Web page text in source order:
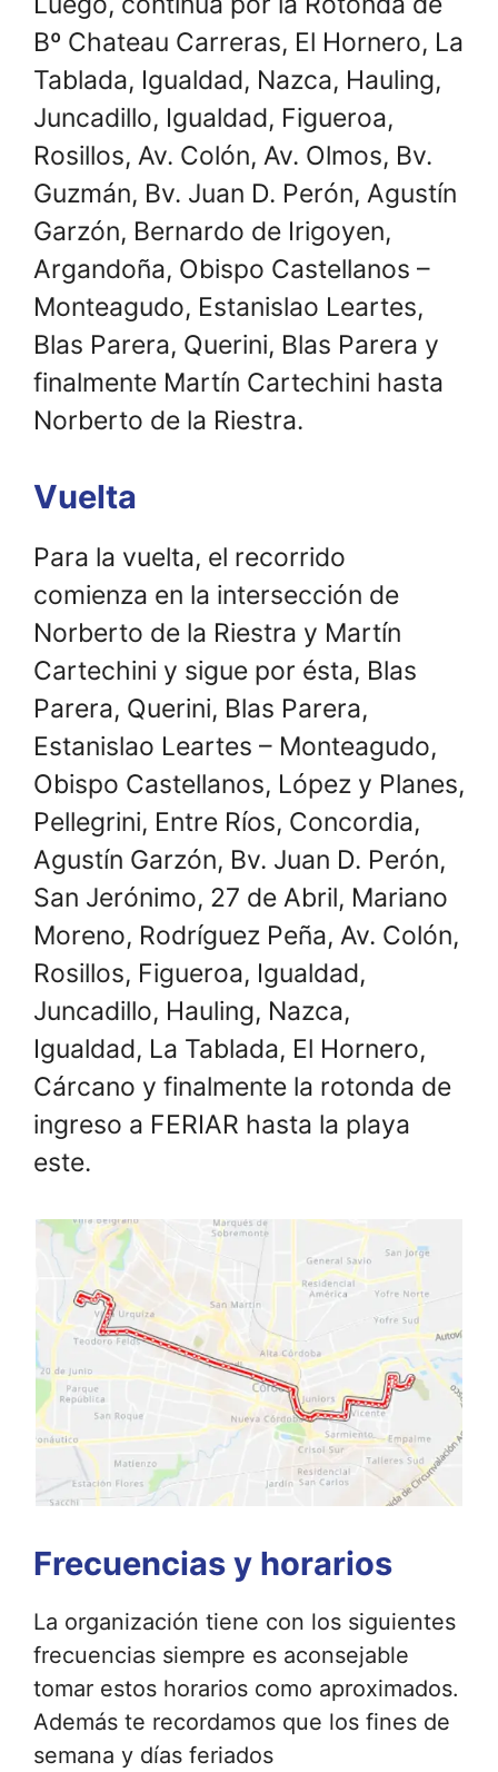
Bº Chateau Carreras, El Hornero, La
Tablada, Igualdad, Nazca, Hauling,
Juncadillo, Igualdad, Figueroa,
Rosillos, Av. Colón, Av. Olmos, Bv.
Guzmán, Bv. Juan D. Perón, Agustín
Garzón, Bernardo de Irigoyen,
Argandoña, Obispo Castellanos –
Monteagudo, Estanislao Leartes,
Blas Parera, Querini, Blas Parera y
finalmente Martín Cartechini hasta
Norberto de la Riestra.
Vuelta
Para la vuelta, el recorrido
comienza en la intersección de
Norberto de la Riestra y Martín
Cartechini y sigue por ésta, Blas
Parera, Querini, Blas Parera,
Estanislao Leartes – Monteagudo,
Obispo Castellanos, López y Planes,
Pellegrini, Entre Ríos, Concordia,
Agustín Garzón, Bv. Juan D. Perón,
San Jerónimo, 27 de Abril, Mariano
Moreno, Rodríguez Peña, Av. Colón,
Rosillos, Figueroa, Igualdad,
Juncadillo, Hauling, Nazca,
Igualdad, La Tablada, El Hornero,
Cárcano y finalmente la rotonda de
ingreso a FERIAR hasta la playa
este.
Frecuencias y horarios
La organización tiene con los siguientes
frecuencias siempre es aconsejable
tomar estos horarios como aproximados.
Además te recordamos que los fines de
semana y días feriados